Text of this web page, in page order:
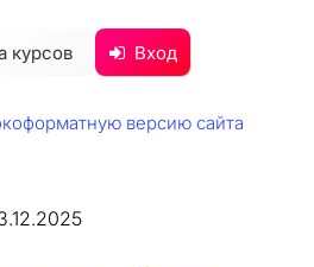
курсов Вход
версию сайта